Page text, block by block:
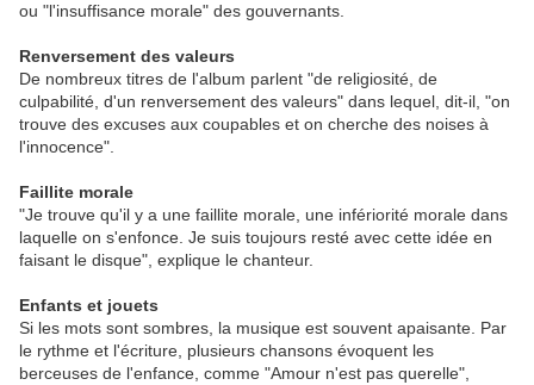
ou "l'insuffisance morale" des gouvernants.
Renversement des valeurs
De nombreux titres de l'album parlent "de religiosité, de
culpabilité, d'un renversement des valeurs" dans lequel, dit-il, "on
trouve des excuses aux coupables et on cherche des noises à
l'innocence".
Faillite morale
"Je trouve qu'il y a une faillite morale, une infériorité morale dans
laquelle on s'enfonce. Je suis toujours resté avec cette idée en
faisant le disque", explique le chanteur.
Enfants et jouets
Si les mots sont sombres, la musique est souvent apaisante. Par
le rythme et l'écriture, plusieurs chansons évoquent les
berceuses de l'enfance, comme "Amour n'est pas querelle",